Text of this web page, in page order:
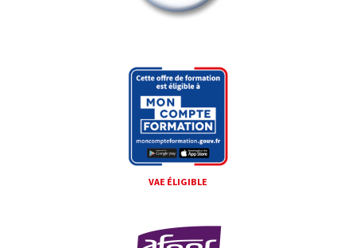
VAE ÉLIGIBLE